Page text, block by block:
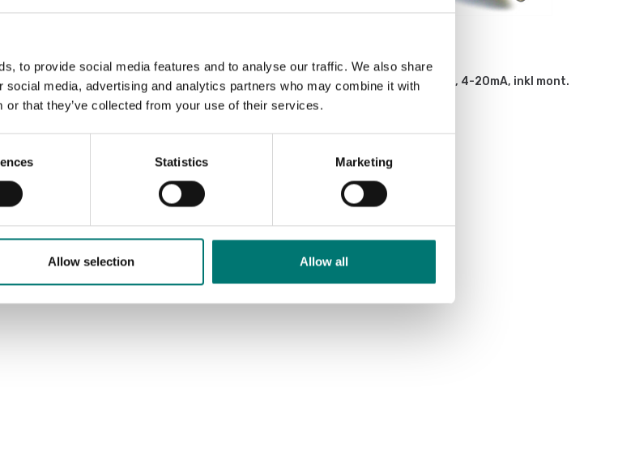
to provide social media features and to analyse our traffic. We also share
media, advertising and analytics partners who may combine it with
or that they’ve collected from your use of their services.
Statistics Marketing
Allow selection Allow all
4 kanals för olika ingångar,
Vågindikatorer
Lastcells transmitter 2-tråds, 4-20mA, inkl mont.
och kalibr. på lastcell.